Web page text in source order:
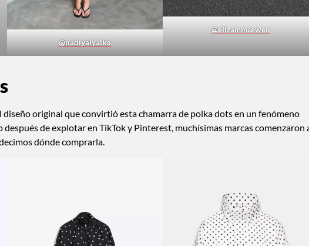
@nadiyalyalko
@elizammcewen
diseño original que convirtió esta chamarra de polka dots en un fenómeno
después de explotar en TikTok y Pinterest, muchísimas marcas comenzaron
dónde comprarla.